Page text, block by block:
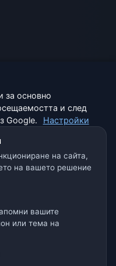
/ Швейцария
и Испания
Азия
за основно
и след
Google.
Настройки
на сайта,
на вашето решение
вашите
или тема на